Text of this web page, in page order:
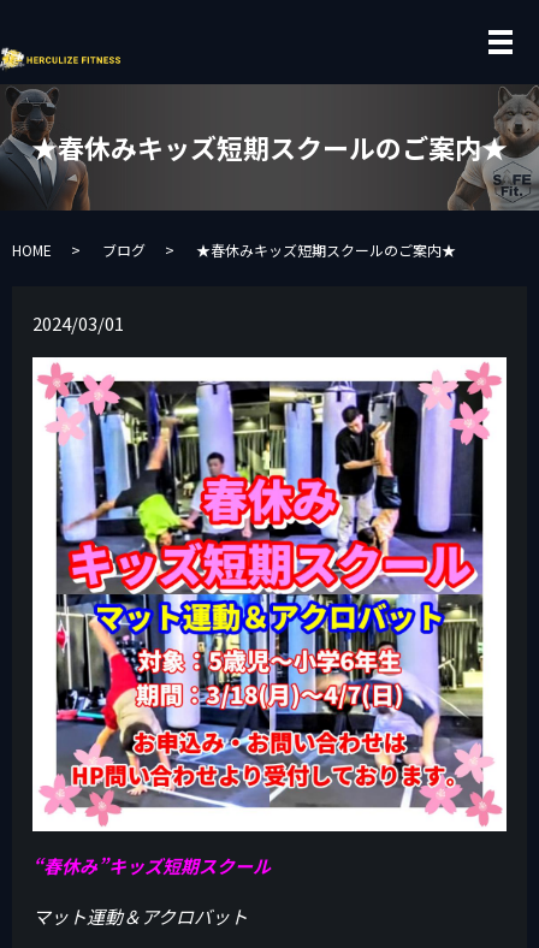
メ
★春休みキッズ短期スクールのご案内★
HOME ブログ ★春休みキッズ短期スクールのご案内★
2024/03/01
“春休み”キッズ短期スクール
マット運動＆アクロバット